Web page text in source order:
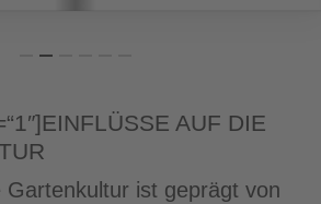
AUF DIE
Gartenkultur ist geprägt von